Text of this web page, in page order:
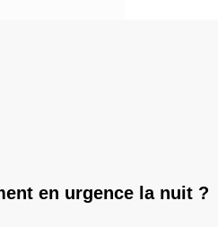
en urgence la nuit ?